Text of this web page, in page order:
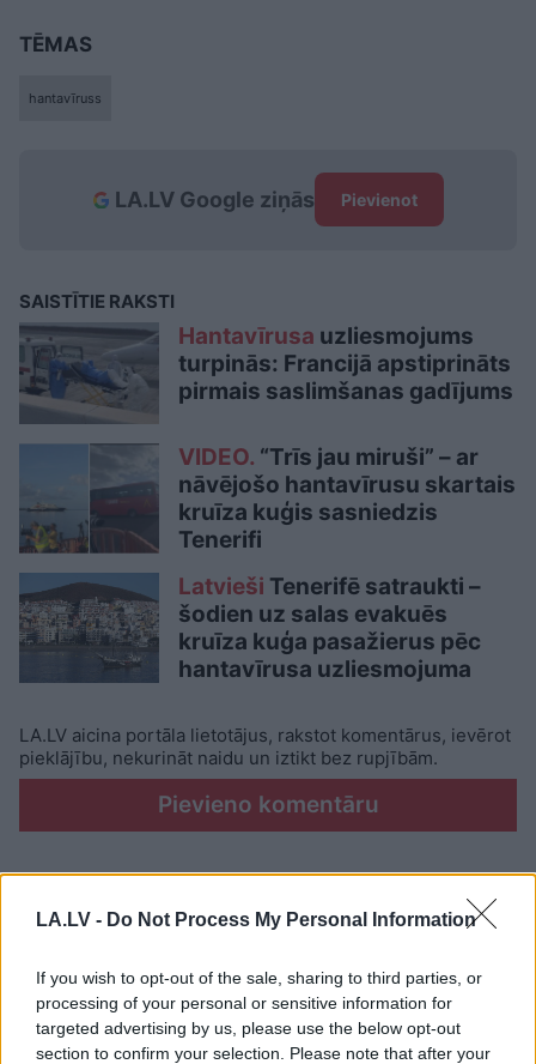
LA.LV - Do Not Process My Personal Information
If you wish to opt-out of the sale, sharing to third parties, or
processing of your personal or sensitive information for
targeted advertising by us, please use the below opt-out
section to confirm your selection. Please note that after your
TĒMAS
hantavīruss
LA.LV Google ziņās Pievienot
SAISTĪTIE RAKSTI
Hantavīrusa uzliesmojums
turpinās: Francijā apstiprināts
pirmais saslimšanas gadījums
VIDEO. “Trīs jau miruši” – ar
nāvējošo hantavīrusu skartais
kruīza kuģis sasniedzis
Tenerifi
Latvieši Tenerifē satraukti –
šodien uz salas evakuēs
kruīza kuģa pasažierus pēc
hantavīrusa uzliesmojuma
LA.LV aicina portāla lietotājus, rakstot komentārus, ievērot
pieklājību, nekurināt naidu un iztikt bez rupjībām.
Pievieno komentāru
Ar šo zodiaka zīmju pārstāvjiem labāk
nestrīdēties: viņi vienmēr atradīs veidu,
kā pamatīgi atriebties